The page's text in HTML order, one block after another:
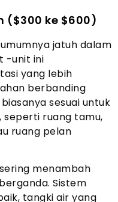
($300 ke $600)
jatuh dalam
-unit ini
yang lebih
berbanding
sesuai untuk
seperti ruang tamu,
ruang pelan
menambah
Sistem
tangki air yang